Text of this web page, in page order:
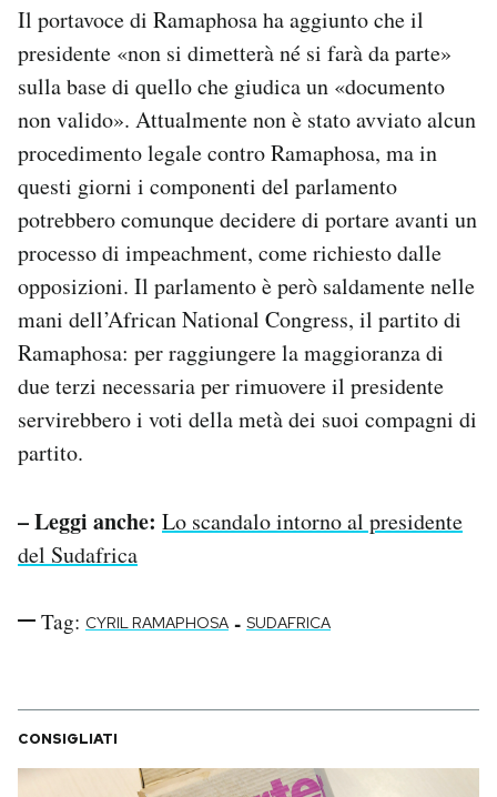
Il portavoce di Ramaphosa ha aggiunto che il
presidente «non si dimetterà né si farà da parte»
sulla base di quello che giudica un «documento
non valido». Attualmente non è stato avviato alcun
procedimento legale contro Ramaphosa, ma in
questi giorni i componenti del parlamento
potrebbero comunque decidere di portare avanti un
processo di impeachment, come richiesto dalle
opposizioni. Il parlamento è però saldamente nelle
mani dell’African National Congress, il partito di
Ramaphosa: per raggiungere la maggioranza di
due terzi necessaria per rimuovere il presidente
servirebbero i voti della metà dei suoi compagni di
partito.
– Leggi anche: Lo scandalo intorno al presidente
del Sudafrica
Tag: CYRIL RAMAPHOSA - SUDAFRICA
CONSIGLIATI